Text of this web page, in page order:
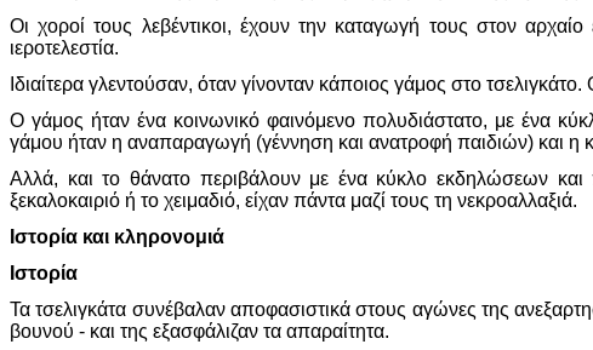
Οι χοροί τους λεβέντικοι, έχουν την καταγωγή τους στον
ιεροτελεστία.
Ιδιαίτερα γλεντούσαν, όταν γίνονταν κάποιος γάμος στο
Ο γάμος ήταν ένα κοινωνικό φαινόμενο πολυδιάστατο, με ένα
γάμου ήταν η αναπαραγωγή (γέννηση και ανατροφή παιδιών) και η
Αλλά, και το θάνατο περιβάλουν με ένα κύκλο εκδηλώσεων και
ξεκαλοκαιριό ή το χειμαδιό, είχαν πάντα μαζί τους τη νεκροαλλαξιά.
Ιστορία και κληρονομιά
Ιστορία
Τα τσελιγκάτα συνέβαλαν αποφασιστικά στους αγώνες της
βουνού - και της εξασφάλιζαν τα απαραίτητα.